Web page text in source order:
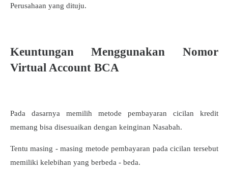
Perusahaan yang dituju.
Keuntungan Menggunakan Nomor
Virtual Account BCA
Pada dasarnya memilih metode pembayaran cicilan kredit
memang bisa disesuaikan dengan keinginan Nasabah.
Tentu masing - masing metode pembayaran pada cicilan tersebut
memiliki kelebihan yang berbeda - beda.